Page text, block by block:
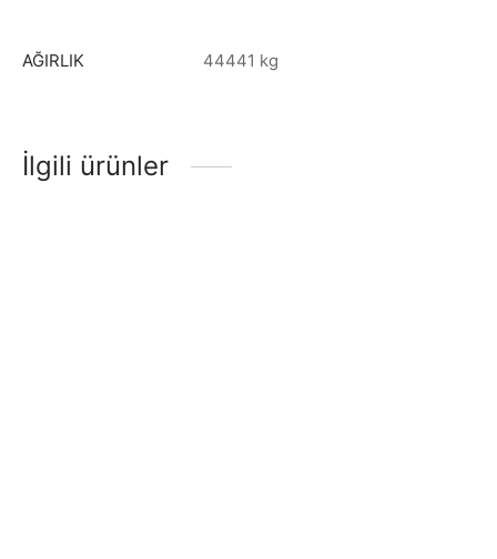
AĞIRLIK 44441 kg
İlgili ürünler